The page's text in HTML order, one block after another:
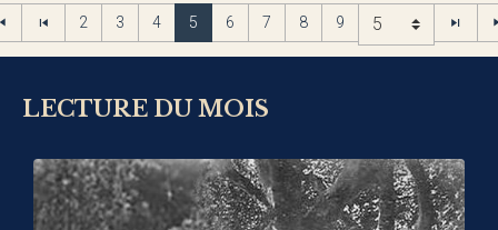
2 3 4 5 6 7 8 9
LECTURE DU MOIS